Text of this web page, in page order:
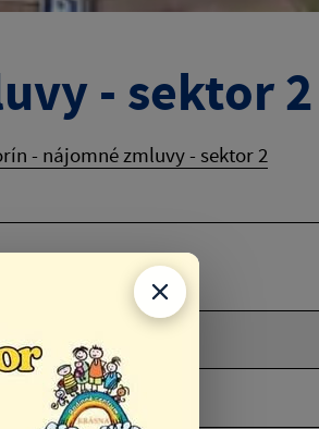
- sektor 2
- nájomné zmluvy - sektor 2